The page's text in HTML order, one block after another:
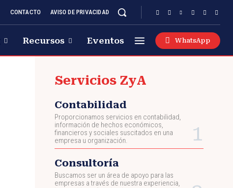
CONTACTO AVISO DE PRIVACIDAD
Recursos Eventos WhatsApp
Servicios ZyA
Contabilidad
Proporcionamos servicios en contabilidad,
información de hechos económicos,
financieros y sociales suscitados en una
empresa u organización.
Consultoría
Buscamos ser un área de apoyo para las
empresas a través de nuestra experiencia,